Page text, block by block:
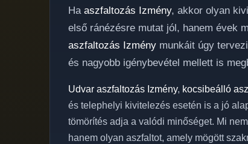
Ha aszfaltozás Izmény, akkor olyan
első ránézésre mutat jól, hanem évek
aszfaltozás Izmény munkáit úgy
és nagyobb igénybevétel mellett is
Udvar aszfaltozás Izmény, kocsibeálló
és telephelyi kivitelezés esetén is a jó
tömörítés adja a valódi minőséget. Mi
hanem olyan aszfaltot, amely mögött